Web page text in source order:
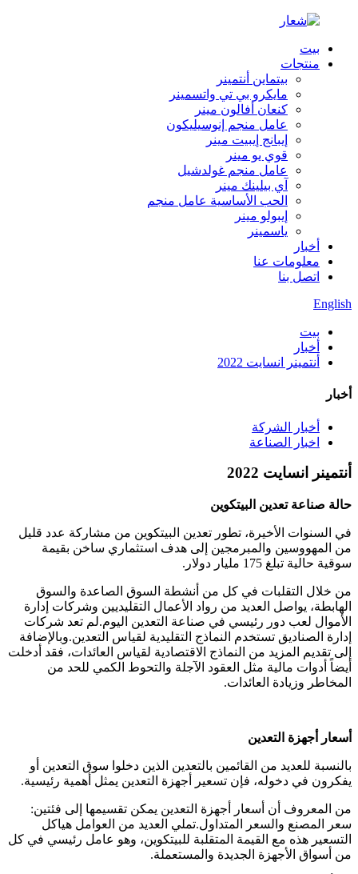
بيت
منتجات
بيتماين أنتمينر
مايكرو بي تي واتسمينر
كنعان أفالون مينر
عامل منجم إنوسيليكون
إيبانج إيبيت مينر
قوي يو مينر
عامل منجم غولدشيل
آي بيلينك مينر
الحب الأساسية عامل منجم
إيبولو مينر
ياسمينر
أخبار
معلومات عنا
اتصل بنا
English
بيت
أخبار
أنتمينر انسايت 2022
أخبار
أخبار الشركة
اخبار الصناعة
أنتمينر انسايت 2022
حالة صناعة تعدين البيتكوين
في السنوات الأخيرة، تطور تعدين البيتكوين من مشاركة عدد قليل
من المهووسين والمبرمجين إلى هدف استثماري ساخن بقيمة
سوقية حالية تبلغ 175 مليار دولار.
من خلال التقلبات في كل من أنشطة السوق الصاعدة والسوق
الهابطة، يواصل العديد من رواد الأعمال التقليديين وشركات إدارة
الأموال لعب دور رئيسي في صناعة التعدين اليوم.لم تعد شركات
إدارة الصناديق تستخدم النماذج التقليدية لقياس التعدين.وبالإضافة
إلى تقديم المزيد من النماذج الاقتصادية لقياس العائدات، فقد أدخلت
أيضاً أدوات مالية مثل العقود الآجلة والتحوط الكمي للحد من
المخاطر وزيادة العائدات.
أسعار أجهزة التعدين
بالنسبة للعديد من القائمين بالتعدين الذين دخلوا سوق التعدين أو
يفكرون في دخوله، فإن تسعير أجهزة التعدين يمثل أهمية رئيسية.
من المعروف أن أسعار أجهزة التعدين يمكن تقسيمها إلى فئتين:
سعر المصنع والسعر المتداول.تملي العديد من العوامل هياكل
التسعير هذه مع القيمة المتقلبة للبيتكوين، وهو عامل رئيسي في كل
من أسواق الأجهزة الجديدة والمستعملة.